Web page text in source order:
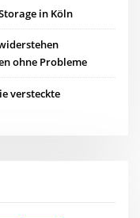
in Köln
ohne Probleme
versteckte